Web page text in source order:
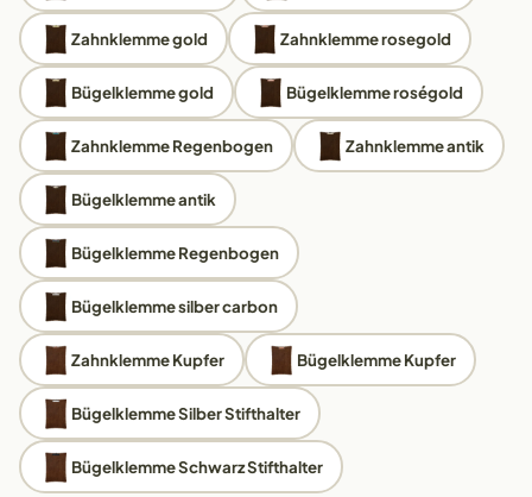
Zahnklemme gold Zahnklemme rosegold
Bügelklemme gold Bügelklemme roségold
Zahnklemme Regenbogen Zahnklemme antik
Bügelklemme antik
Bügelklemme Regenbogen
Bügelklemme silber carbon
Zahnklemme Kupfer Bügelklemme Kupfer
Bügelklemme Silber Stifthalter
Bügelklemme Schwarz Stifthalter